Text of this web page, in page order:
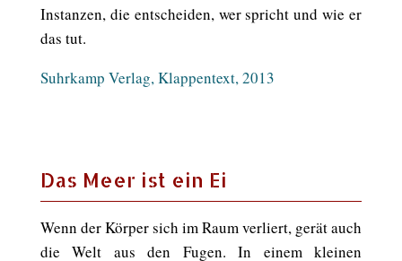
Instanzen, die entscheiden, wer spricht und wie er
das tut.
Suhrkamp Verlag, Klappentext, 2013
Das Meer ist ein Ei
Wenn der Körper sich im Raum verliert, gerät auch
die Welt aus den Fugen. In einem kleinen